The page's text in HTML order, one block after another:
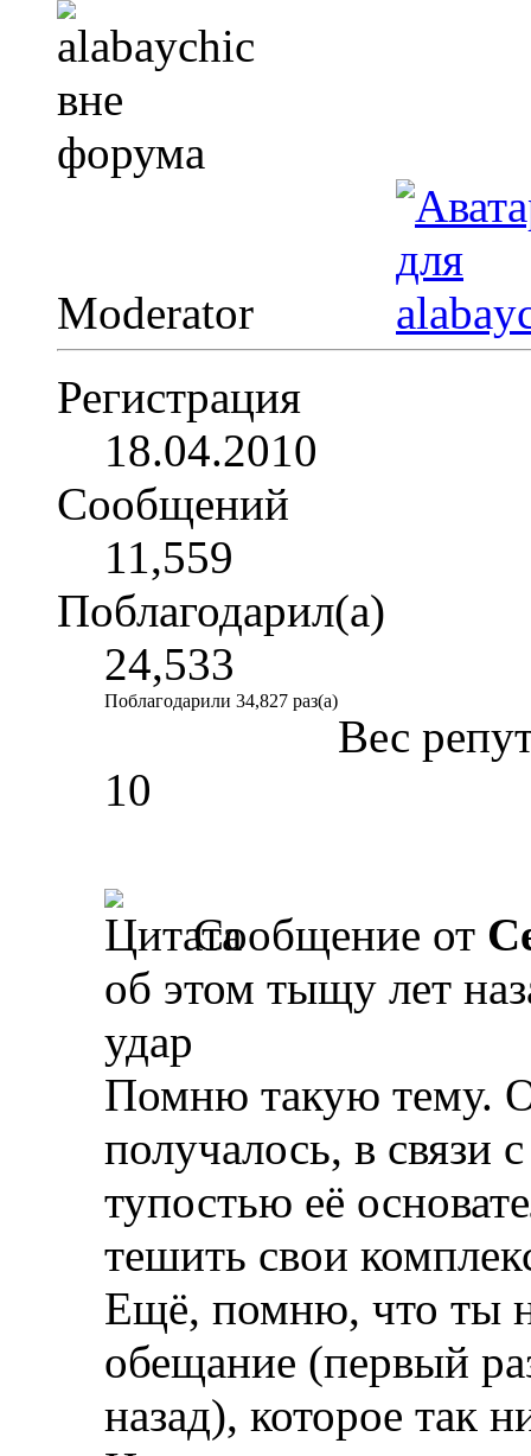
Moderator
Регистрация
18.04.2010
Сообщений
11,559
Поблагодарил(а)
24,533
Поблагодарили 34,827 раз(а)
Вес
10
Сообщение от
об этом тыщу лет
удар
Помню такую тему.
получалось, в связи
тупостью её
тешить свои
Ещё, помню, что ты
обещание (первый
назад), которое так